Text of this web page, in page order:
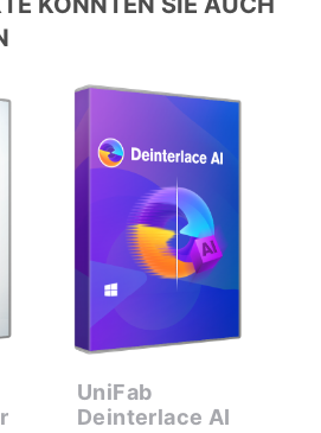
UniFab
Deinterlace AI